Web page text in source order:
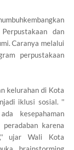
dan
Caranya melalui
perpustakaan
kelurahan di Kota
iklusi sosial. ''
kesepahaman
karena
ujar Wali Kota